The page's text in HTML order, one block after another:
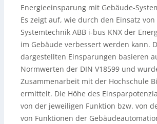
Energieeinsparung mit Gebäude-
Es zeigt auf, wie durch den Einsatz von
Systemtechnik ABB i-bus KNX der
im Gebäude verbessert werden kann.
dargestellten Einsparungen basieren
Normwerten der DIN V18599 und
Zusammenarbeit mit der Hochschule
ermittelt. Die Höhe des
von der jeweiligen Funktion bzw. von
von Funktionen der